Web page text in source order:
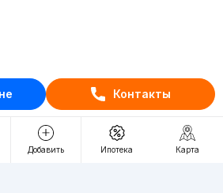
Контакты
Добавить Ипотека Карта